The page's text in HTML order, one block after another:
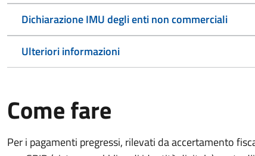
Dichiarazione IMU degli enti non commerciali
Ulteriori informazioni
Come fare
Per i pagamenti pregressi, rilevati da accertamento